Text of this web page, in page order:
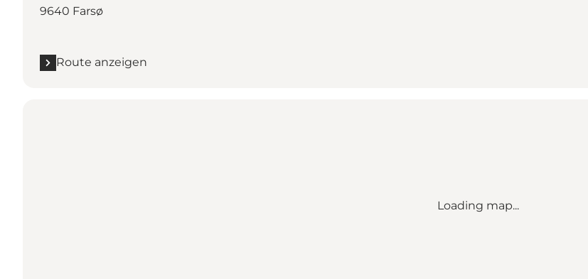
9640 Farsø
Route anzeigen
Loading map...